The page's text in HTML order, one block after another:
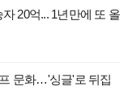
20억... 1년만에 또 올
문화…'싱글'로 뒤집